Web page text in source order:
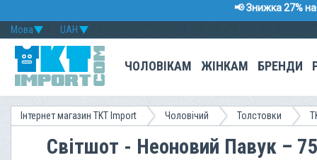
📢 Знижка 27%
UAH
Мова
ЧОЛОВІКАМ ЖІНКАМ БРЕНДИ
Інтернет магазин TKT Import Чоловічий Толстовки
Світшот - Неоновий Павук –